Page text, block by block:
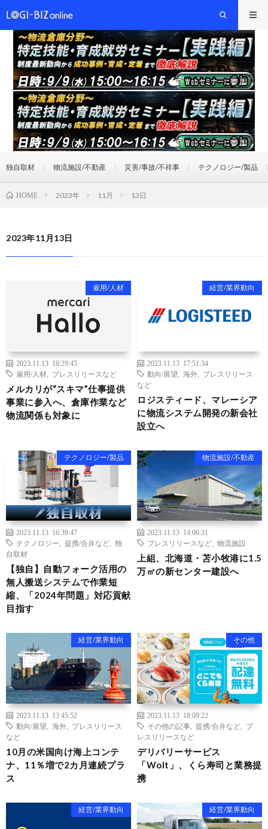
独自取材 物流施設/不動産 災害/事故/不祥事 テクノロジー/製品
HOME 2023年 11月 13日
2023年11月13日
雇用/人材
2023.11.13 18:29:45
雇用/人材
プレスリリースなど
メルカリが“スキマ”仕事提供
事業に参入へ、倉庫作業など
物流関係も対象に
経営/業界動向
2023.11.13 17:51:34
動向/展望
海外
プレスリリース
など
ロジスティード、マレーシア
に物流システム開発の新会社
設立へ
テクノロジー/製品
2023.11.13 16:39:47
テクノロジー
提携/合弁など
独
自取材
【独自】自動フォーク活用の
無人搬送システムで作業短
縮、「2024年問題」対応貢献
目指す
物流施設/不動産
2023.11.13 14:06:31
プレスリリースなど
物流施設
上組、北海道・苫小牧港に1.5
万㎡の新センター建設へ
経営/業界動向
2023.11.13 13:45:52
動向/展望
海外
プレスリリース
など
10月の米国向け海上コンテ
ナ、11％増で2カ月連続プラ
ス
その他
2023.11.13 18:09:22
その他の記事
提携/合弁など
プ
レスリリースなど
デリバリーサービス
「Wolt」、くら寿司と業務提
携
経営/業界動向 経営/業界動向